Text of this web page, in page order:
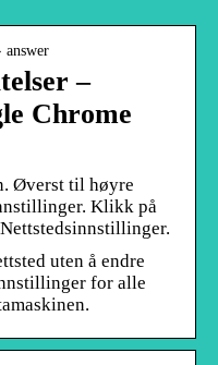
answer
–
Chrome
Øverst til høyre
Klikk på
uten å endre
for alle